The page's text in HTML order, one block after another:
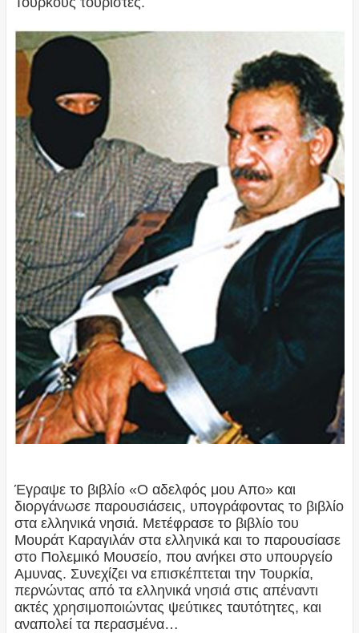
Έγραψε το βιβλίο «Ο αδελφός μου Απο» και
διοργάνωσε παρουσιάσεις, υπογράφοντας το βιβλίο
στα ελληνικά νησιά. Μετέφρασε το βιβλίο του
Μουράτ Καραγιλάν στα ελληνικά και το παρουσίασε
στο Πολεμικό Μουσείο, που ανήκει στο υπουργείο
Αμυνας. Συνεχίζει να επισκέπτεται την Τουρκία,
περνώντας από τα ελληνικά νησιά στις απέναντι
ακτές χρησιμοποιώντας ψεύτικες ταυτότητες, και
αναπολεί τα περασμένα…